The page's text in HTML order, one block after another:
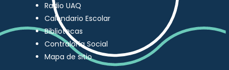
Radio UAQ
Calendario Escolar
Bibliotecas
Contraloría Social
Mapa de sitio